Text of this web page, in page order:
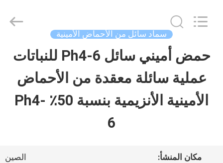
الصفحة
الرئيسية
أشرطة
Sichuan
Shihong
Rights
سماد سائل من الأحماض الأمينية
حمض أميني سائل Ph4-6 للنباتات
عملية سائلة معقدة من الأحماض
الأمينية الأنزيمية بنسبة 50٪ Ph4-
6
مكان المنشأ: الصين